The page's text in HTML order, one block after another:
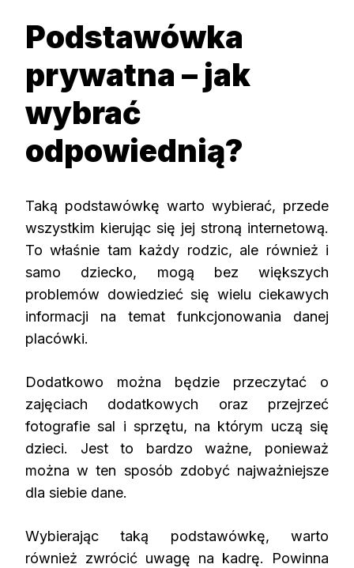
Podstawówka
prywatna – jak
wybrać
odpowiednią?
Taką podstawówkę warto wybierać, przede
wszystkim kierując się jej stroną internetową.
To właśnie tam każdy rodzic, ale również i
samo dziecko, mogą bez większych
problemów dowiedzieć się wielu ciekawych
informacji na temat funkcjonowania danej
placówki.
Dodatkowo można będzie przeczytać o
zajęciach dodatkowych oraz przejrzeć
fotografie sal i sprzętu, na którym uczą się
dzieci. Jest to bardzo ważne, ponieważ
można w ten sposób zdobyć najważniejsze
dla siebie dane.
Wybierając taką podstawówkę, warto
również zwrócić uwagę na kadrę. Powinna